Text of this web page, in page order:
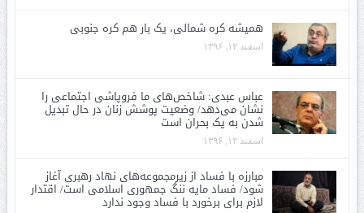
همیشه کره شمالی، یک بار هم کره جنوبی
اسفند ۱۲, ۱۳۹۶
عباس عبدی: شاخص‌های ما فروپاشی اجتماعی را
نشان می‌دهد/ وضعیت پوشش زنان در حال تبدیل
شدن به یک بحران است
اسفند ۱۲, ۱۳۹۶
مبارزه با فساد از زیرمجموعه‌های نهاد رهبری آغاز
شود/ فساد مایه ننگ جمهوری اسلامی است/ اقتدار
لازم برای برخورد با فساد وجود ندارد